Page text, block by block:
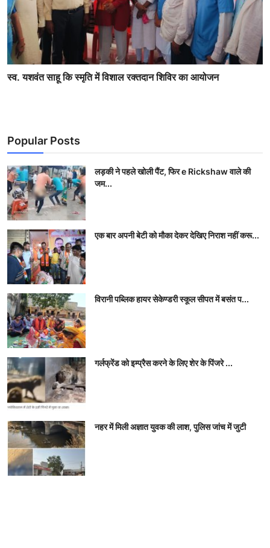
स्व. यशवंत साहू कि स्मृति में विशाल रक्तदान शिविर का आयोजन
Popular Posts
लड़की ने पहले खोली पैंट, फिर e Rickshaw वाले की
जम...
एक बार अपनी बेटी को मौका देकर देखिए निराश नहीं करू...
विरानी पब्लिक हायर सेकेण्डरी स्कूल सीपत में बसंत प...
गर्लफ्रेंड को इम्‍प्रैस करने के लिए शेर के पिंजरे ...
नहर में मिली अज्ञात युवक की लाश, पुलिस जांच में जुटी